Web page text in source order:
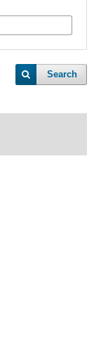
Search